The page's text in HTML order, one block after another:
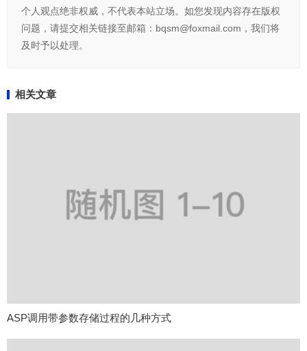
个人观点绝非权威，不代表本站立场。如您发现内容存在版权
问题，请提交相关链接至邮箱：bqsm@foxmail.com，我们将
及时予以处理。
相关文章
ASP调用带参数存储过程的几种方式